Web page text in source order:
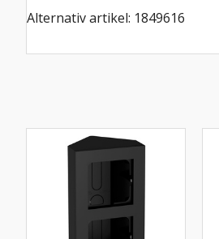
Alternativ artikel: 1849616